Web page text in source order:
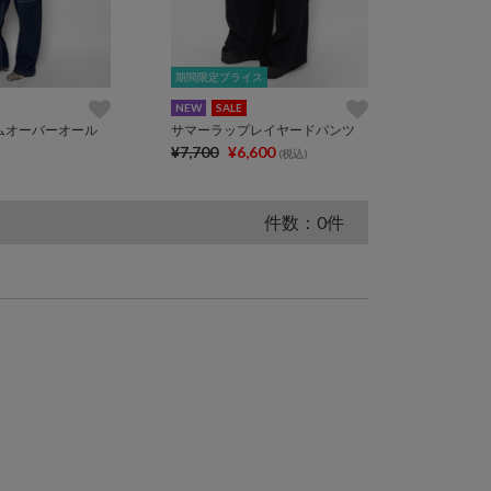
オーバーオール
期間限定プライス
期間限定プライス
NEW SALE
サマーラップレイヤードパンツ
¥7,700 ¥6,600 (税込)
件数：0件